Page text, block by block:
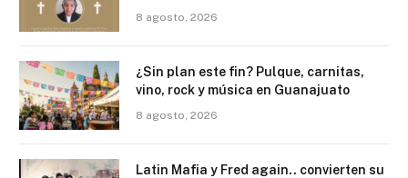
8 agosto, 2026
¿Sin plan este fin? Pulque, carnitas,
vino, rock y música en Guanajuato
8 agosto, 2026
Latin Mafia y Fred again.. convierten su